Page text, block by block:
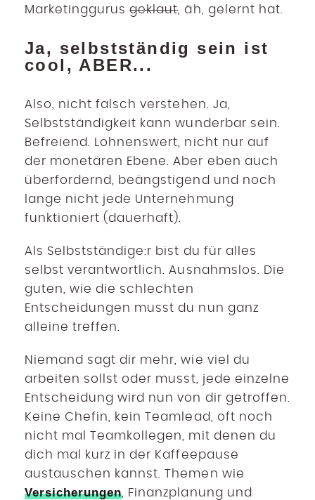
Marketinggurusgeklaut, äh, gelernt hat.
Ja, selbstständig sein ist
cool, ABER...
Also, nicht falsch verstehen. Ja,
Selbstständigkeit kann wunderbar sein.
Befreiend. Lohnenswert, nicht nur auf
der monetären Ebene. Aber eben auch
überfordernd, beängstigend und noch
lange nicht jede Unternehmung
funktioniert (dauerhaft).
Als Selbstständige:r bist du für alles
selbst verantwortlich. Ausnahmslos. Die
guten, wie die schlechten
Entscheidungen musst du nun ganz
alleine treffen.
Niemand sagt dir mehr, wie viel du
arbeiten sollst oder musst, jede einzelne
Entscheidung wird nun von dir getroffen.
Keine Chefin, kein Teamlead, oft noch
nicht mal Teamkollegen, mit denen du
dich mal kurz in der Kaffeepause
austauschen kannst. Themen wie
Versicherungen , Finanzplanung und